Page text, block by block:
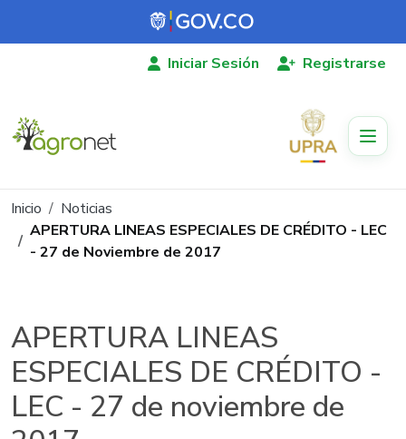
Pasar al contenido principal
Iniciar Sesión Registrarse
Ruta de navegación
Inicio
Noticias
APERTURA LINEAS ESPECIALES DE CRÉDITO - LEC
- 27 de Noviembre de 2017
APERTURA LINEAS
ESPECIALES DE CRÉDITO -
LEC - 27 de noviembre de